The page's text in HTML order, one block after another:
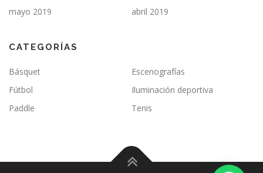
mayo 2019
abril 2019
CATEGORÍAS
Básquet
Escenografías
Fútbol
Iluminación deportiva
Paddle
Tenis